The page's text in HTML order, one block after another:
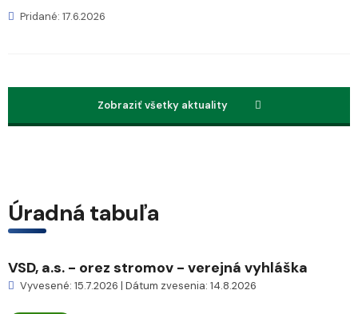
Pridané: 17.6.2026
Zobraziť všetky aktuality
Úradná tabuľa
VSD, a.s. - orez stromov - verejná vyhláška
Vyvesené: 15.7.2026 | Dátum zvesenia: 14.8.2026